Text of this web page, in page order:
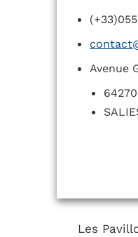
Avenue
64270
Les